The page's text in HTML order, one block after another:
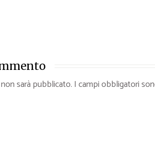
sarà pubblicato. I campi obbligatori